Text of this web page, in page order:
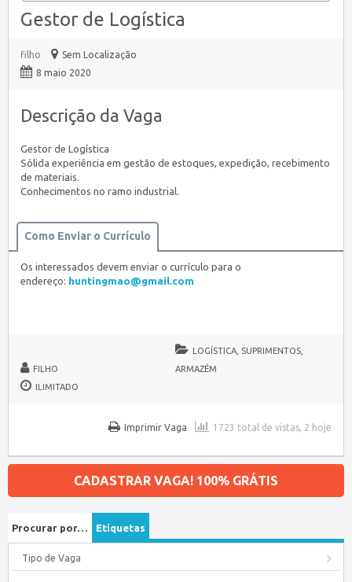
Gestor de Logística
filho
Sem Localização
8 maio 2020
Descrição da Vaga
Gestor de Logística
Sólida experiência em gestão de estoques, expedição, recebimento
de materiais.
Conhecimentos no ramo industrial.
Como Enviar o Currículo
Os interessados devem enviar o currículo para o
endereço: huntingmao@gmail.com
FILHO
LOGÍSTICA, SUPRIMENTOS,
ARMAZÉM
ILIMITADO
1723 total de vistas, 2 hoje
Imprimir Vaga
CADASTRAR VAGA! 100% GRÁTIS
Procurar por… Etiquetas
Tipo de Vaga